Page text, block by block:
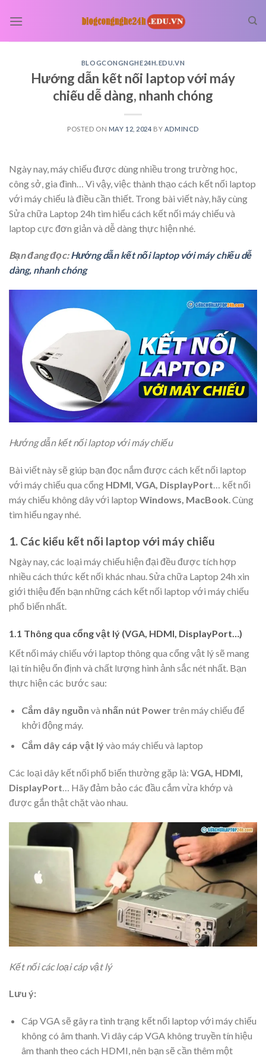
BLOGCONGNGHE24H.EDU.VN
Hướng dẫn kết nối laptop với máy
chiếu dễ dàng, nhanh chóng
POSTED ON MAY 12, 2024 BY ADMINCD
Ngày nay, máy chiếu được dùng nhiều trong trường học,
công sở, gia đình… Vì vậy, việc thành thạo cách kết nối laptop
với máy chiếu là điều cần thiết. Trong bài viết này, hãy cùng
Sửa chữa Laptop 24h tìm hiểu cách kết nối máy chiếu và
laptop cực đơn giản và dễ dàng thực hiện nhé.
Bạn đang đọc:Hướng dẫn kết nối laptop với máy chiếu dễ
dàng, nhanh chóng
Hướng dẫn kết nối laptop với máy chiếu
Bài viết này sẽ giúp bạn đọc nắm được cách kết nối laptop
với máy chiếu qua cổng HDMI, VGA, DisplayPort … kết nối
máy chiếu không dây với laptop Windows, MacBook . Cùng
tìm hiểu ngay nhé.
1. Các kiểu kết nối laptop với máy chiếu
Ngày nay, các loại máy chiếu hiện đại đều được tích hợp
nhiều cách thức kết nối khác nhau. Sửa chữa Laptop 24h xin
giới thiệu đến bạn những cách kết nối laptop với máy chiếu
phổ biến nhất.
1.1 Thông qua cổng vật lý (VGA, HDMI, DisplayPort…)
Kết nối máy chiếu với laptop thông qua cổng vật lý sẽ mang
lại tín hiệu ổn định và chất lượng hình ảnh sắc nét nhất. Bạn
thực hiện các bước sau:
Cắm dây nguồn và nhấn nút Powertrên máy chiếu để
khởi động máy.
Cắm dây cáp vật lývào máy chiếu và laptop
Các loại dây kết nối phổ biến thường gặp là: VGA, HDMI,
DisplayPort… Hãy đảm bảo các đầu cắm vừa khớp và
được gắn thật chặt vào nhau.
Kết nối các loại cáp vật lý
Lưu ý:
Cáp VGA sẽ gây ra tình trạng kết nối laptop với máy chiếu
không có âm thanh. Vì dây cáp VGA không truyền tín hiệu
âm thanh theo cách HDMI, nên bạn sẽ cần thêm một